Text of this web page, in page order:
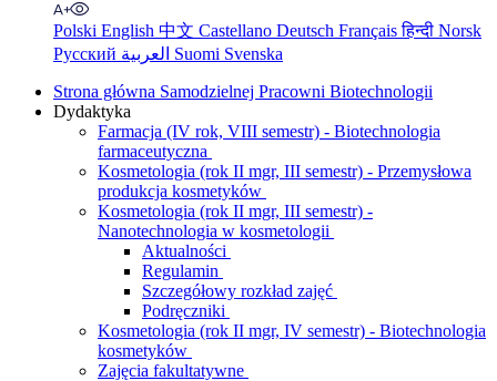
Polski English 中文 Castellano Deutsch Françaisहिन्दी Norsk
Русский
Suomi Svenska
Strona główna Samodzielnej Pracowni Biotechnologii
Dydaktyka
Farmacja (IV rok, VIII semestr) - Biotechnologia
farmaceutyczna
Kosmetologia (rok II mgr, III semestr) - Przemysłowa
produkcja kosmetyków
Kosmetologia (rok II mgr, III semestr) -
Nanotechnologia w kosmetologii
Aktualności
Regulamin
Szczegółowy rozkład zajęć
Podręczniki
Kosmetologia (rok II mgr, IV semestr) - Biotechnologia
kosmetyków
Zajęcia fakultatywne